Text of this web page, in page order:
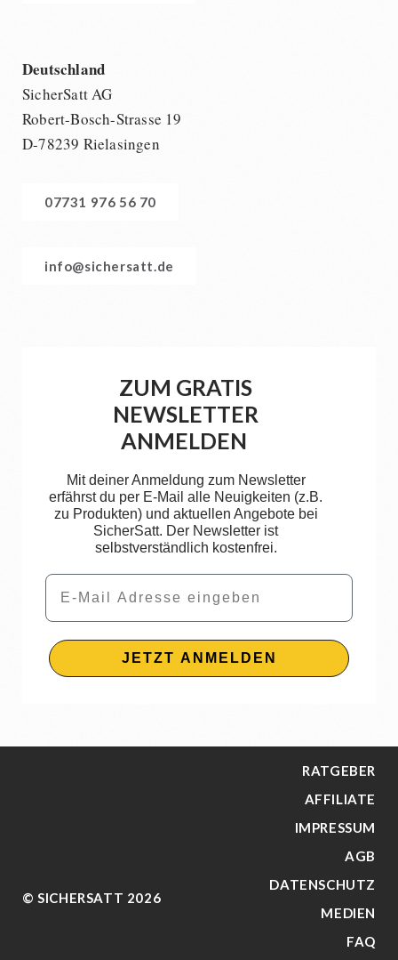
Deutschland
SicherSatt AG
Robert-Bosch-Strasse 19
D-78239 Rielasingen
07731 976 56 70
info@sichersatt.de
ZUM GRATIS
NEWSLETTER
ANMELDEN
Mit deiner Anmeldung zum Newsletter
erfährst du per E-Mail alle Neuigkeiten (z.B.
zu Produkten) und aktuellen Angebote bei
SicherSatt. Der Newsletter ist
selbstverständlich kostenfrei.
Email
JETZT ANMELDEN
© SICHERSATT 2026
RATGEBER
AFFILIATE
IMPRESSUM
AGB
DATENSCHUTZ
MEDIEN
FAQ